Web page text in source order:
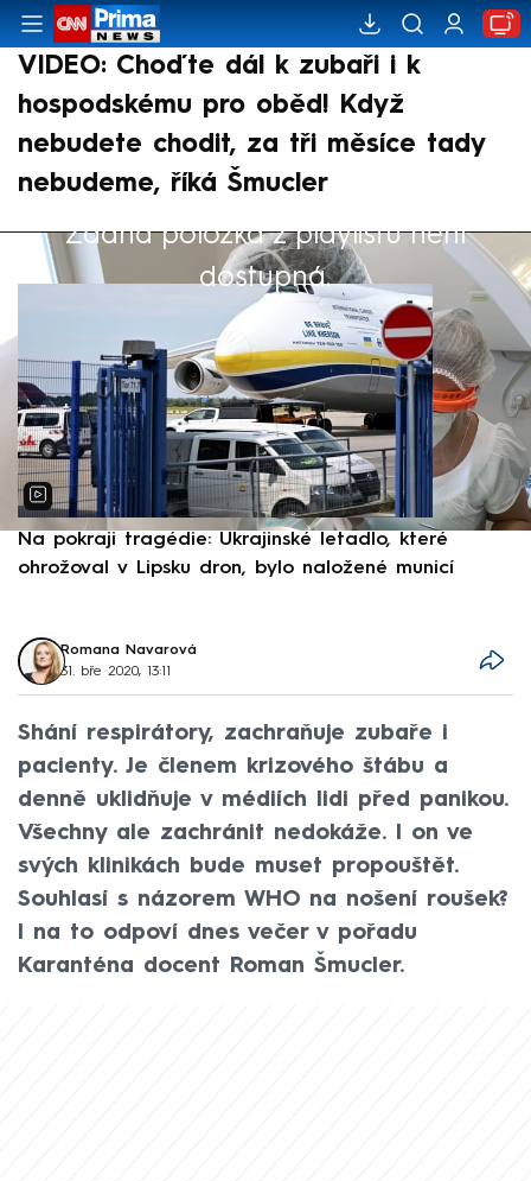
VIDEO: Choďte dál k zubaři i k
hospodskému pro oběd! Když
nebudete chodit, za tři měsíce tady
nebudeme, říká Šmucler
Žádná položka z playlistu není
dostupná.
Výběr redakce
Na pokraji tragédie: Ukrajinské letadlo, které
ohrožoval v Lipsku dron, bylo naložené municí
Romana Navarová
31. bře 2020, 13:11
Shání respirátory, zachraňuje zubaře i
pacienty. Je členem krizového štábu a
denně uklidňuje v médiích lidi před panikou.
Všechny ale zachránit nedokáže. I on ve
svých klinikách bude muset propouštět.
Souhlasí s názorem WHO na nošení roušek?
I na to odpoví dnes večer v pořadu
Karanténa docent Roman Šmucler.